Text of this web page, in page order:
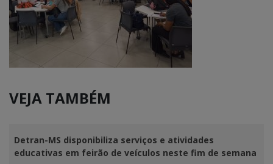
VEJA TAMBÉM
Detran-MS disponibiliza serviços e atividades
educativas em feirão de veículos neste fim de semana